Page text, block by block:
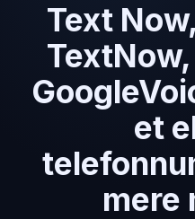
Text
et
mere